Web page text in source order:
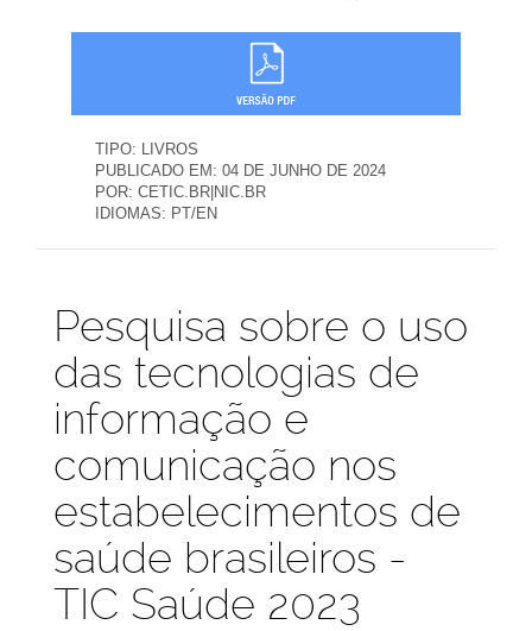
TIPO: LIVROS
PUBLICADO EM: 04 DE JUNHO DE 2024
POR: CETIC.BR|NIC.BR
IDIOMAS: PT/EN
Publicações
Pesquisa sobre o uso
das tecnologias de
informação e
comunicação nos
estabelecimentos de
saúde brasileiros -
TIC Saúde 2023